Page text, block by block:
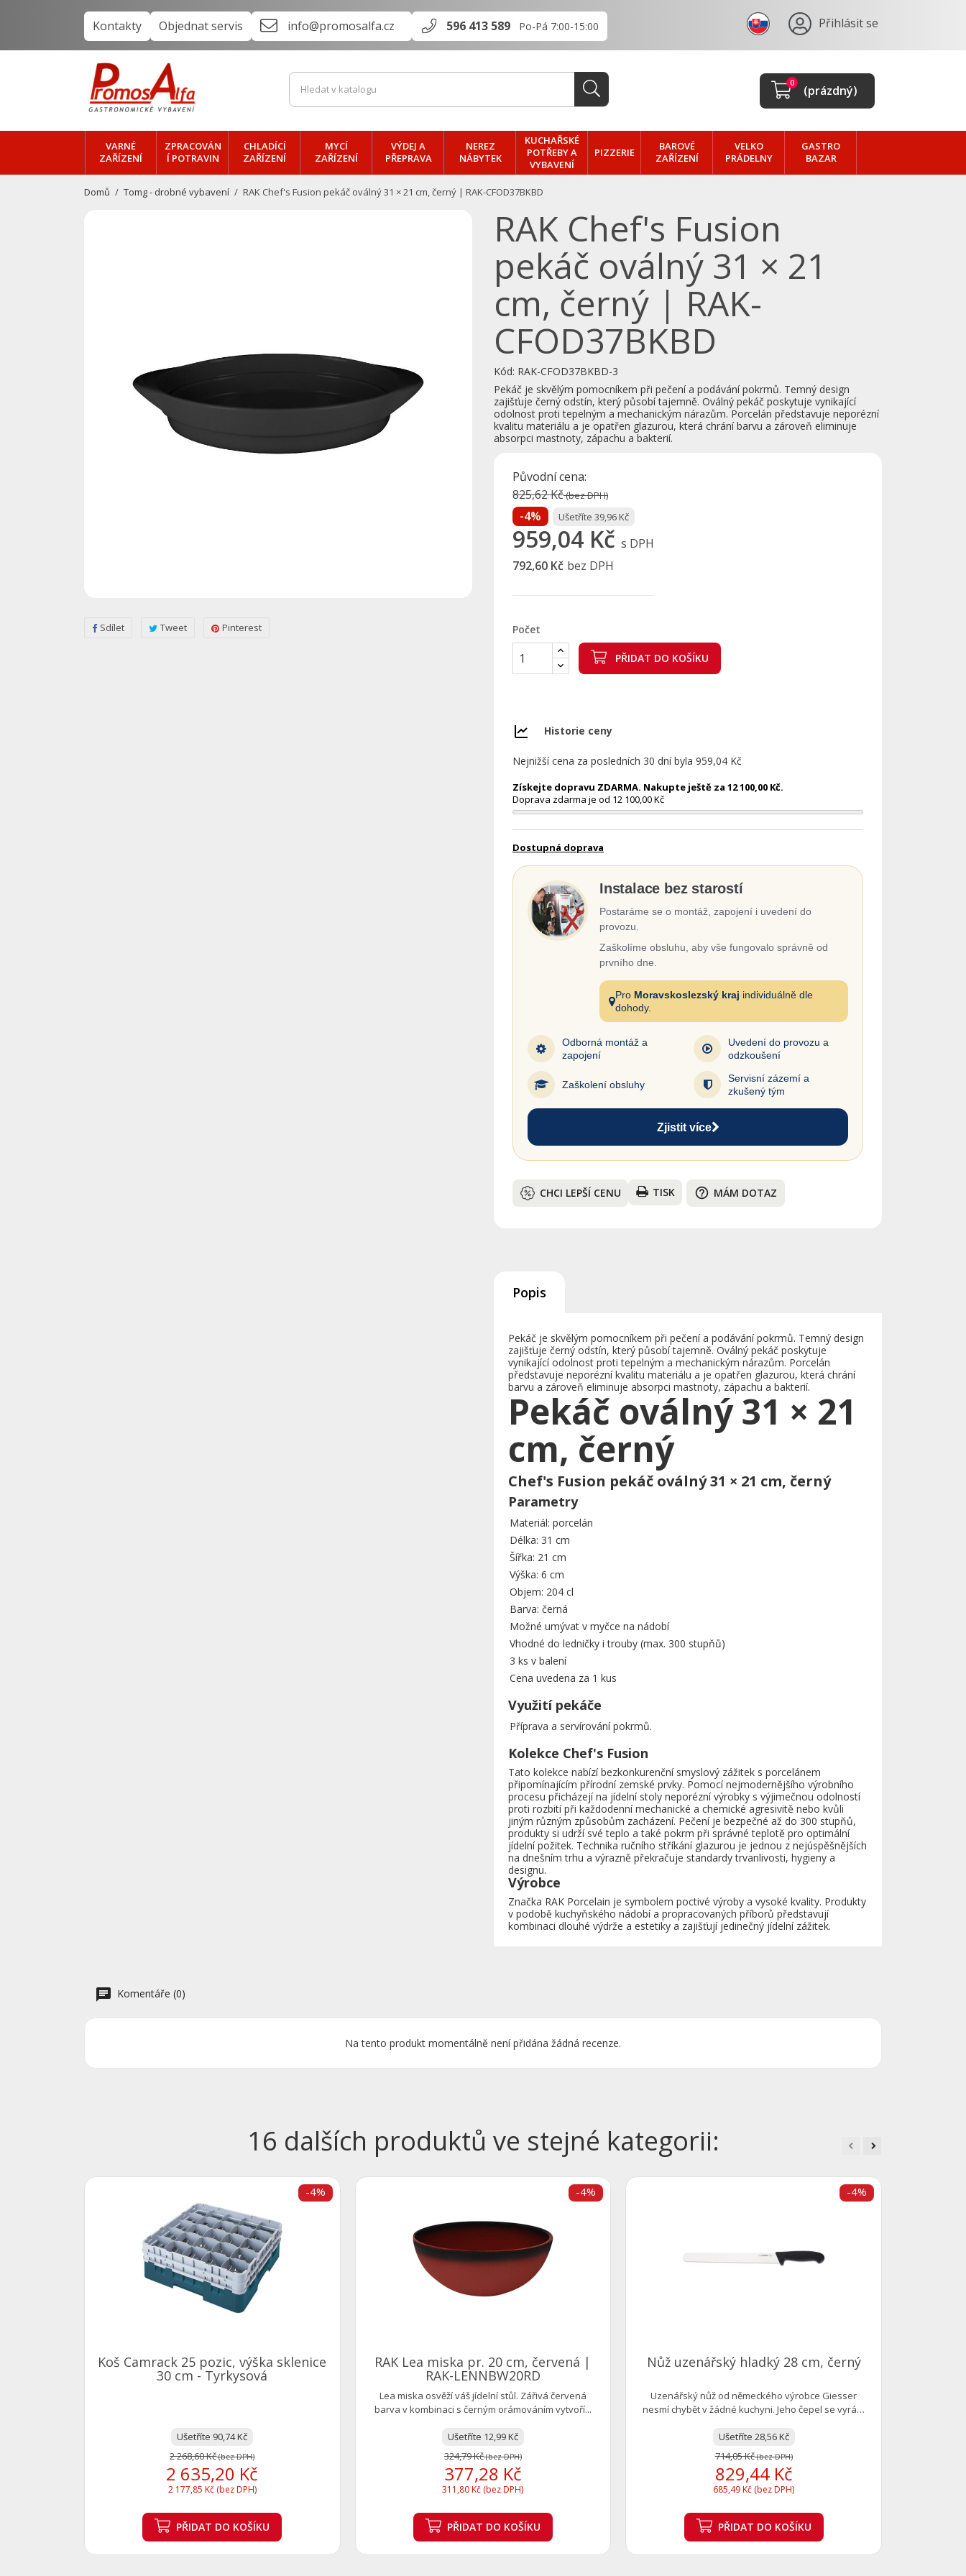
Kontakty Objednat servis info@promosalfa.cz 596 413 589 Po-Pá 7:00-15:00 Přihlásit se
(prázdný)
0
VARNÉ
ZAŘÍZENÍ
ZPRACOVÁN
Í POTRAVIN
CHLADÍCÍ
ZAŘÍZENÍ
MYCÍ
ZAŘÍZENÍ
VÝDEJ A
PŘEPRAVA
NEREZ
NÁBYTEK
KUCHAŘSKÉ
POTŘEBY A
VYBAVENÍ
PIZZERIE
BAROVÉ
ZAŘÍZENÍ
VELKO
PRÁDELNY
GASTRO
BAZAR
Domů Tomg - drobné vybavení RAK Chef's Fusion pekáč oválný 31 × 21 cm, černý | RAK-CFOD37BKBD
Sdílet Tweet Pinterest
RAK Chef's Fusion
pekáč oválný 31 × 21
cm, černý | RAK-
CFOD37BKBD
Kód: RAK-CFOD37BKBD-3
Pekáč je skvělým pomocníkem při pečení a podávání pokrmů. Temný design
zajišťuje černý odstín, který působí tajemně. Oválný pekáč poskytuje vynikající
odolnost proti tepelným a mechanickým nárazům. Porcelán představuje neporézní
kvalitu materiálu a je opatřen glazurou, která chrání barvu a zároveň eliminuje
absorpci mastnoty, zápachu a bakterií.
Původní cena:
825,62 Kč(bez DPH)
-4% Ušetříte 39,96 Kč
959,04 Kč s DPH
792,60 Kč bez DPH
Počet
PŘIDAT DO KOŠÍKU
Historie ceny
Nejnižší cena za posledních 30 dní byla 959,04 Kč
Získejte dopravu ZDARMA. Nakupte ještě za 12 100,00 Kč.
Doprava zdarma je od 12 100,00 Kč
Dostupná doprava
Instalace bez starostí
Postaráme se o montáž, zapojení i uvedení do
provozu.
Zaškolíme obsluhu, aby vše fungovalo správně od
prvního dne.
Pro Moravskoslezský kraj individuálně dle
dohody.
Odborná montáž a
zapojení
Uvedení do provozu a
odzkoušení
Zaškolení obsluhy
Servisní zázemí a
zkušený tým
Zjistit více
CHCI LEPŠÍ CENU TISK help_outline MÁM DOTAZ
Popis
Pekáč je skvělým pomocníkem při pečení a podávání pokrmů. Temný design
zajišťuje černý odstín, který působí tajemně. Oválný pekáč poskytuje
vynikající odolnost proti tepelným a mechanickým nárazům. Porcelán
představuje neporézní kvalitu materiálu a je opatřen glazurou, která chrání
barvu a zároveň eliminuje absorpci mastnoty, zápachu a bakterií.
Pekáč oválný 31 × 21
cm, černý
Chef's Fusion pekáč oválný 31 × 21 cm, černý
Parametry
Materiál: porcelán
Délka: 31 cm
Šířka: 21 cm
Výška: 6 cm
Objem: 204 cl
Barva: černá
Možné umývat v myčce na nádobí
Vhodné do ledničky i trouby (max. 300 stupňů)
3 ks v balení
Cena uvedena za 1 kus
Využití pekáče
Příprava a servírování pokrmů.
Kolekce Chef's Fusion
Tato kolekce nabízí bezkonkurenční smyslový zážitek s porcelánem
připomínajícím přírodní zemské prvky. Pomocí nejmodernějšího výrobního
procesu přicházejí na jídelní stoly neporézní výrobky s výjimečnou odolností
proti rozbití při každodenní mechanické a chemické agresivitě nebo kvůli
jiným různým způsobům zacházení. Pečení je bezpečné až do 300 stupňů,
produkty si udrží své teplo a také pokrm při správné teplotě pro optimální
jídelní požitek. Technika ručního stříkání glazurou je jednou z nejúspěšnějších
na dnešním trhu a výrazně překračuje standardy trvanlivosti, hygieny a
designu.
Výrobce
Značka RAK Porcelain je symbolem poctivé výroby a vysoké kvality. Produkty
v podobě kuchyňského nádobí a propracovaných příborů představují
kombinaci dlouhé výdrže a estetiky a zajišťují jedinečný jídelní zážitek.
Komentáře (0)
Na tento produkt momentálně není přidána žádná recenze.
16 dalších produktů ve stejné kategorii:
Koš Camrack 25 pozic, výška sklenice
30 cm - Tyrkysová
Ušetříte 90,74 Kč
2 268,60 Kč(bez DPH)
-4%
2 635,20 Kč
2 177,85 Kč (bez DPH)
PŘIDAT DO KOŠÍKU
RAK Lea miska pr. 20 cm, červená |
RAK-LENNBW20RD
Lea miska osvěží váš jídelní stůl. Zářivá červená
barva v kombinaci s černým orámováním vytvoří...
Ušetříte 12,99 Kč
324,79 Kč(bez DPH)
-4%
377,28 Kč
311,80 Kč (bez DPH)
PŘIDAT DO KOŠÍKU
Nůž uzenářský hladký 28 cm, černý
Uzenářský nůž od německého výrobce Giesser
nesmí chybět v žádné kuchyni. Jeho čepel se vyrábí
Ušetříte 28,56 Kč
714,05 Kč(bez DPH)
-4%
829,44 Kč
685,49 Kč (bez DPH)
PŘIDAT DO KOŠÍKU